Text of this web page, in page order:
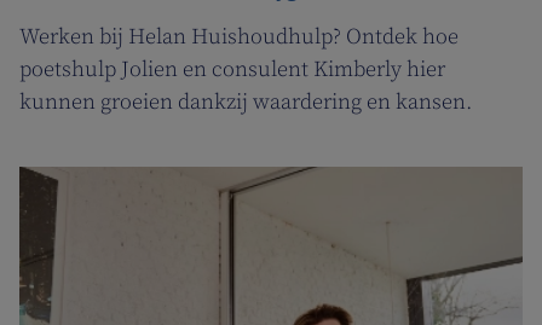
Werken bij Helan Huishoudhulp? Ontdek hoe
poetshulp Jolien en consulent Kimberly hier
kunnen groeien dankzij waardering en kansen.